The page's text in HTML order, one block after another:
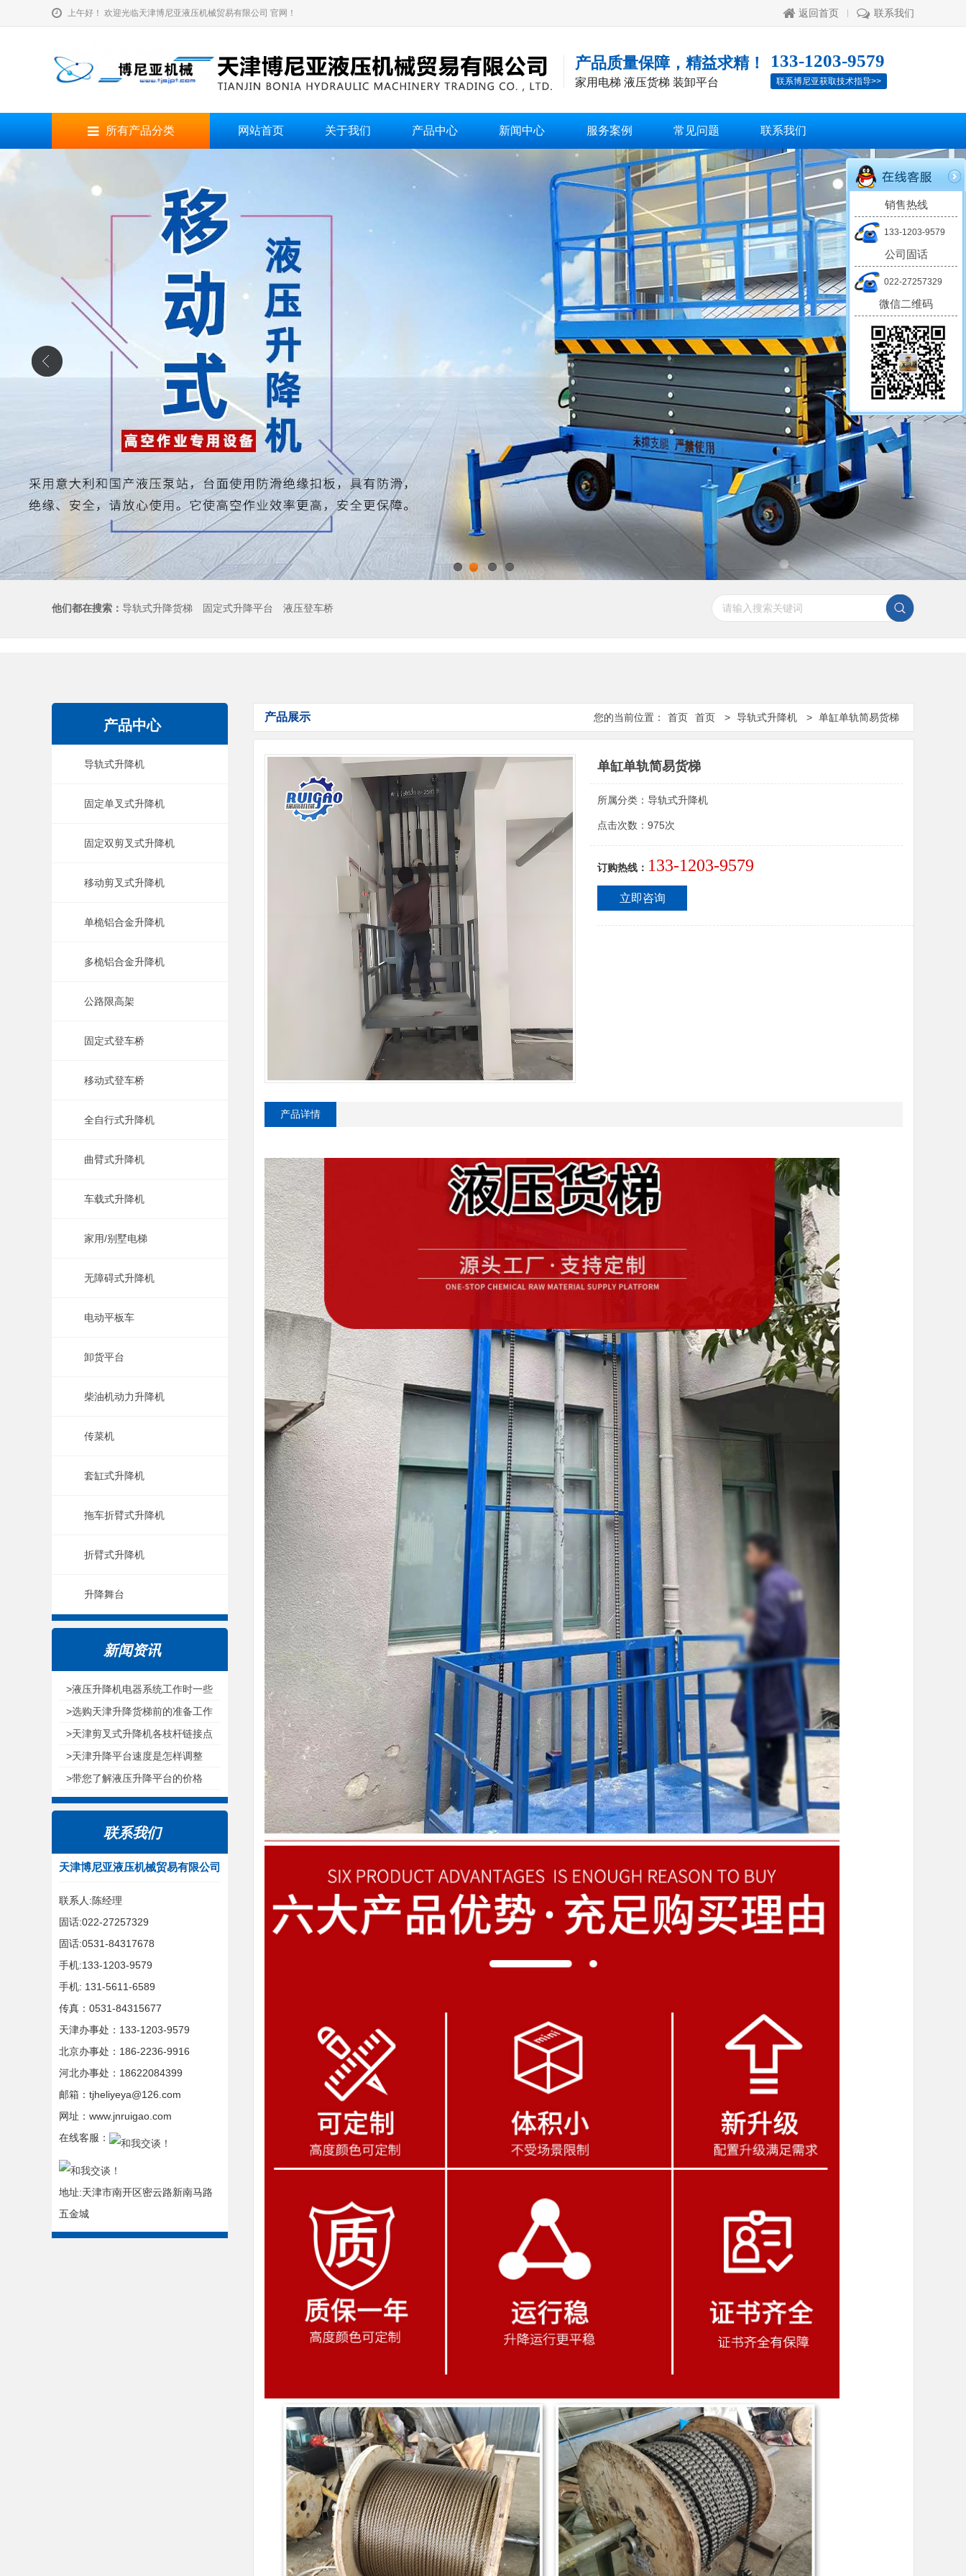
上午好！ 欢迎光临天津博尼亚液压机械贸易有限公司 官网！ 返回首页 联系我们
产品质量保障，精益求精！
家用电梯 液压货梯 装卸平台
133-1203-9579
联系博尼亚获取技术指导>>
所有产品分类 网站首页 关于我们 产品中心 新闻中心 服务案例 常见问题 联系我们
2 4
他们都在搜索： 导轨式升降货梯 固定式升降平台 液压登车桥
产品中心
导轨式升降机
固定单叉式升降机
固定双剪叉式升降机
移动剪叉式升降机
单桅铝合金升降机
多桅铝合金升降机
公路限高架
固定式登车桥
移动式登车桥
全自行式升降机
曲臂式升降机
车载式升降机
家用/别墅电梯
无障碍式升降机
电动平板车
卸货平台
柴油机动力升降机
传菜机
套缸式升降机
拖车折臂式升降机
折臂式升降机
升降舞台
新闻资讯
>液压升降机电器系统工作时一些
注意环节
>选购天津升降货梯前的准备工作
>天津剪叉式升降机各枝杆链接点
为什么选用无油耐磨轴承呢
>天津升降平台速度是怎样调整
的？
>带您了解液压升降平台的价格
联系我们
天津博尼亚液压机械贸易有限公司
联系人:陈经理
固话:022-27257329
固话:0531-84317678
手机:133-1203-9579
手机: 131-5611-6589
传真：0531-84315677
天津办事处：133-1203-9579
北京办事处：186-2236-9916
河北办事处：18622084399
邮箱：tjheliyeya@126.com
网址：www.jnruigao.com
在线客服：
地址:天津市南开区密云路新南马路
五金城
产品展示 您的当前位置： 首页 首页 > 导轨式升降机 > 单缸单轨简易货梯
单缸单轨简易货梯
所属分类： 导轨式升降机
点击次数： 975次
订购热线： 133-1203-9579
立即咨询
产品详情
销售热线
133-1203-9579
公司固话
022-27257329
微信二维码